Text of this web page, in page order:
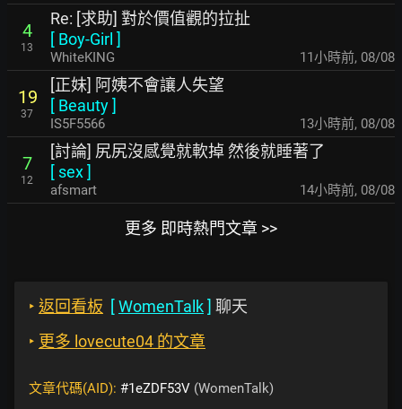
4
13
Re: [求助] 對於價值觀的拉扯
[ Boy-Girl ]
WhiteKING 11小時前, 08/08
19
37
[正妹] 阿姨不會讓人失望
[ Beauty]
IS5F5566 13小時前, 08/08
7
12
[討論] 尻尻沒感覺就軟掉 然後就睡著了
[ sex]
afsmart 14小時前, 08/08
更多 即時熱門文章 >>
‣ 返回看板 [WomenTalk] 聊天
‣ 更多 lovecute04 的文章
文章代碼(AID): #1eZDF53V (WomenTalk)